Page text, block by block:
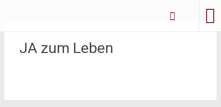
springen
JA zum Leben